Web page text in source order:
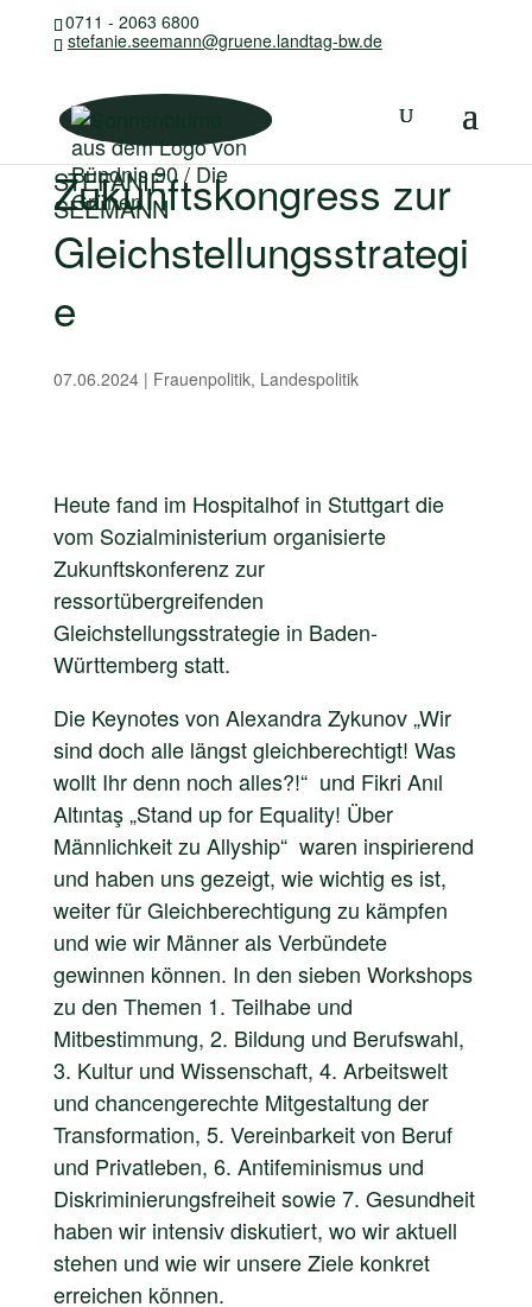
0711 - 2063 6800
stefanie.seemann@gruene.landtag-bw.de
STEFANIE
SEEMANN
Zukunftskongress zur
Gleichstellungsstrategi
e
07.06.2024| Frauenpolitik, Landespolitik
Heute fand im Hospitalhof in Stuttgart die
vom Sozialministerium organisierte
Zukunftskonferenz zur
ressortübergreifenden
Gleichstellungsstrategie in Baden-
Württemberg statt.
Die Keynotes von Alexandra Zykunov „Wir
sind doch alle längst gleichberechtigt! Was
wollt Ihr denn noch alles?!“ und Fikri Anıl
Altıntaş „Stand up for Equality! Über
Männlichkeit zu Allyship“ waren inspirierend
und haben uns gezeigt, wie wichtig es ist,
weiter für Gleichberechtigung zu kämpfen
und wie wir Männer als Verbündete
gewinnen können. In den sieben Workshops
zu den Themen 1. Teilhabe und
Mitbestimmung, 2. Bildung und Berufswahl,
3. Kultur und Wissenschaft, 4. Arbeitswelt
und chancengerechte Mitgestaltung der
Transformation, 5. Vereinbarkeit von Beruf
und Privatleben, 6. Antifeminismus und
Diskriminierungsfreiheit sowie 7. Gesundheit
haben wir intensiv diskutiert, wo wir aktuell
stehen und wie wir unsere Ziele konkret
erreichen können.